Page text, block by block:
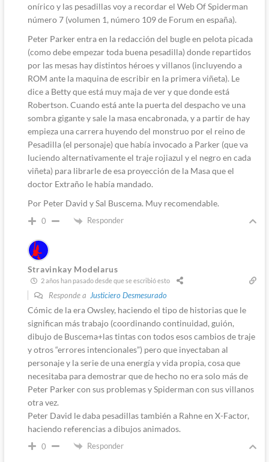
onírico y las pesadillas voy a recordar el Web Of Spiderman
número 7 (volumen 1, número 109 de Forum en españa).
Peter Parker entra en la redacción del bugle en pelota picada
(como debe empezar toda buena pesadilla) donde repartidos
por las mesas hay distintos héroes y villanos (incluyendo a
ROM ante la maquina de escribir en la primera viñeta). Le
dice a Betty que está muy maja de ver y que donde está
Robertson. Cuando está ante la puerta del despacho ve una
sombra gigante y sale la masa encabronada, y a partir de hay
empieza una carrera huyendo del monstruo por el reino de
Pesadilla (el personaje) que había invocado a Parker (que va
luciendo alternativamente el traje rojiazul y el negro en cada
viñeta) para librarle de esa proyección de la Masa que el
doctor Extraño le había mandado.
Por Peter David y Sal Buscema. Muy recomendable.
0 Responder
Stravinkay Modelarus
2 años han pasado desde que se escribió esto
Responde a Justiciero Desmesurado
Cómic de la era Owsley, haciendo el tipo de historias que le
significan más trabajo (coordinando continuidad, guión,
dibujo de Buscema+las tintas con todos esos cambios de traje
y otros “errores intencionales”) pero que inyectaban al
personaje y la serie de una energía y vida propia, cosa que
necesitaba para demostrar que de hecho no era solo más de
Peter Parker con sus problemas y Spiderman con sus villanos
otra vez.
Peter David le daba pesadillas también a Rahne en X-Factor,
haciendo referencias a dibujos animados.
0 Responder